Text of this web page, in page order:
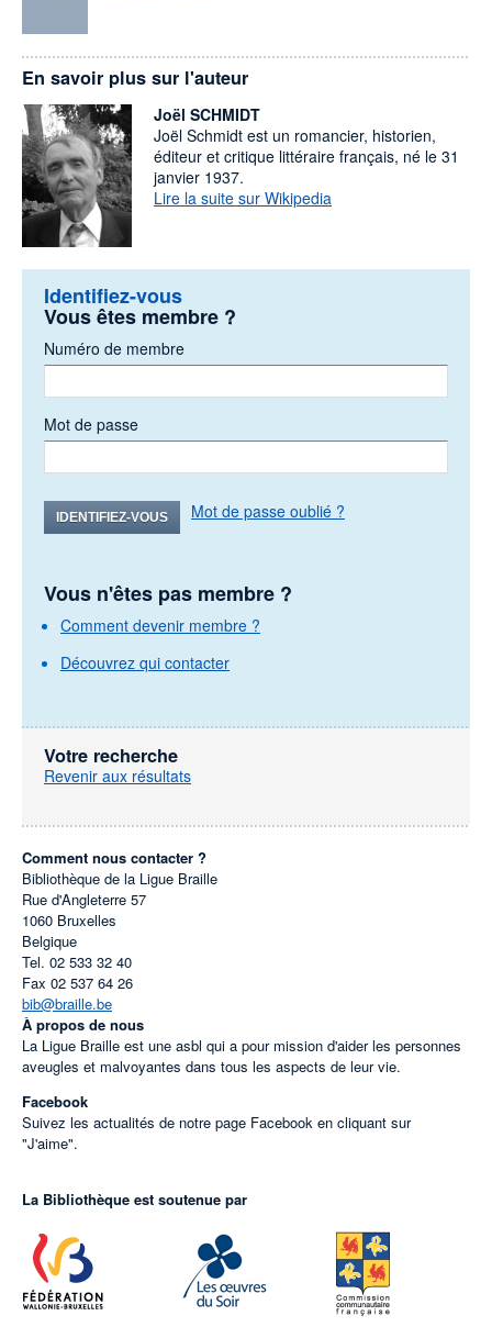
En savoir plus sur l'auteur
Joël SCHMIDT
Joël Schmidt est un romancier, historien,
éditeur et critique littéraire français, né le 31
janvier 1937.
Lire la suite sur Wikipedia
Identifiez-vous
Vous êtes membre ?
Numéro de membre
Mot de passe
IDENTIFIEZ-VOUS Mot de passe oublié ?
Vous n'êtes pas membre ?
Comment devenir membre ?
Découvrez qui contacter
Votre recherche
Revenir aux résultats
Comment nous contacter ?
Bibliothèque de la Ligue Braille
Rue d'Angleterre 57
1060 Bruxelles
Belgique
Tel. 02 533 32 40
Fax 02 537 64 26
bib@braille.be
À propos de nous
La Ligue Braille est une asbl qui a pour mission d'aider les personnes
aveugles et malvoyantes dans tous les aspects de leur vie.
Facebook
Suivez les actualités de notre page Facebook en cliquant sur
"J'aime".
La Bibliothèque est soutenue par